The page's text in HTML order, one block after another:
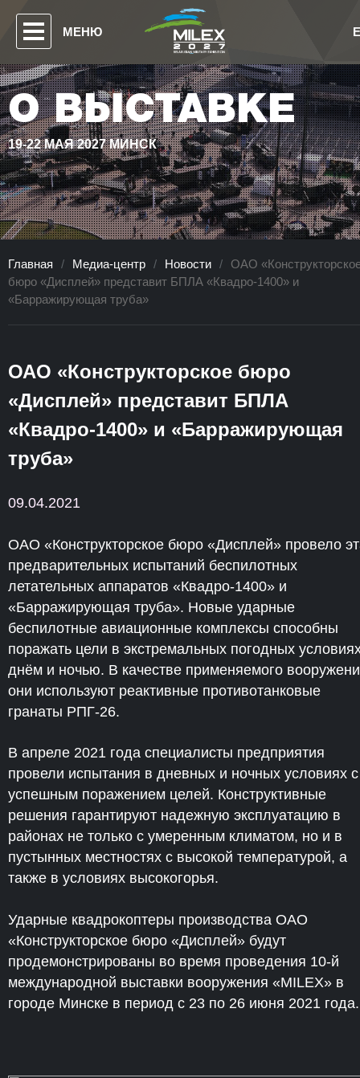
МЕНЮ
О ВЫСТАВКЕ
19-22 МАЯ 2027 МИНСК
Главная / Медиа-центр / Новости /
ОАО
бюро «Дисплей» представит БПЛА «Квадро-1400» и
«Барражирующая труба»
ОАО «Конструкторское бюро
«Дисплей» представит БПЛА
«Квадро-1400» и «Барражирующая
труба»
09.04.2021
ОАО «Конструкторское бюро «Дисплей» провело
предварительных испытаний беспилотных
летательных аппаратов «Квадро-1400» и
«Барражирующая труба». Новые ударные
беспилотные авиационные комплексы способны
поражать цели в экстремальных погодных
днём и ночью. В качестве применяемого
они используют реактивные противотанковые
гранаты РПГ-26.
В апреле 2021 года специалисты предприятия
провели испытания в дневных и ночных условиях с
успешным поражением целей. Конструктивные
решения гарантируют надежную эксплуатацию в
районах не только с умеренным климатом, но и в
пустынных местностях с высокой температурой, а
также в условиях высокогорья.
Ударные квадрокоптеры производства ОАО
«Конструкторское бюро «Дисплей» будут
продемонстрированы во время проведения 10-й
международной выставки вооружения «MILEX» в
городе Минске в период с 23 по 26 июня 2021 года.